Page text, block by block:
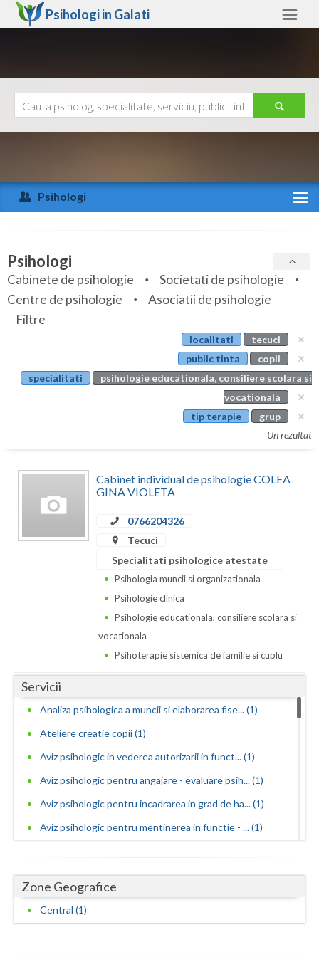
Psihologi in Galati
Arad
Arges
Bihor
Bistrita-Nasaud
Botosani
Brasov
Calarasi
Caras-Severin
Giurgiu
Harghita
Hunedoara
Ialomita
Iasi
Mehedinti
Ajutor
Psihologi
Specialitati
Servicii
Articole
Cabinet
Psihologi
Cabinete de psihologie
Societati de psihologie
Centre de psihologie
Asociatii de psihologie
Filtre
localitati
tecuci
public tinta
copii
specialitati
psihologie educationala, consiliere scolara si
vocationala
tip terapie
grup
Un rezultat
Cabinet individual de psihologie COLEA
GINA VIOLETA
0766204326
Tecuci
Specialitati psihologice atestate
Psihologia muncii si organizationala
Psihologie clinica
Psihologie educationala, consiliere scolara si
vocationala
Psihoterapie sistemica de familie si cuplu
Servicii
Analiza psihologica a muncii si elaborarea fise... (1)
Ateliere creatie copii (1)
Aviz psihologic in vederea autorizarii in funct... (1)
Aviz psihologic pentru angajare - evaluare psih... (1)
Aviz psihologic pentru incadrarea in grad de ha... (1)
Aviz psihologic pentru mentinerea in functie - ... (1)
Avize psihologice necesare la angajare si menti... (1)
Consiliere in cariera si orientare vocationala (1)
Consiliere psihologica (1)
Zone Geografice
Central (1)